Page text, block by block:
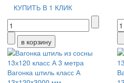
КУПИТЬ В 1 КЛИК
Вагонка штиль класс А